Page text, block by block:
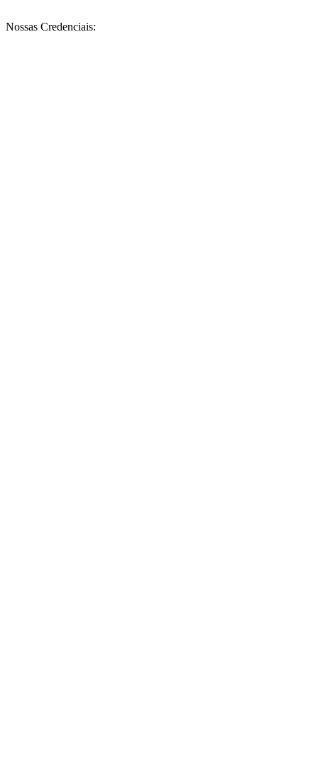
Nossas Credenciais: